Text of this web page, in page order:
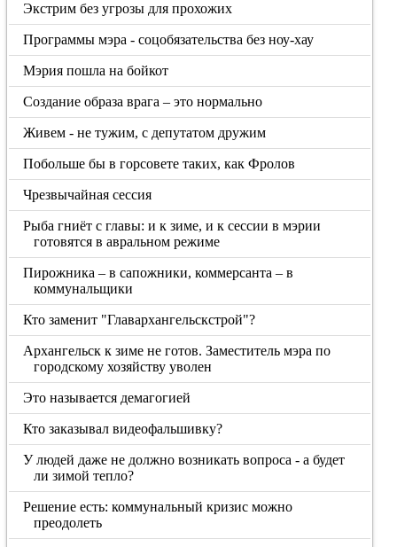
Экстрим без угрозы для прохожих
Программы мэра - соцобязательства без ноу-хау
Мэрия пошла на бойкот
Создание образа врага – это нормально
Живем - не тужим, с депутатом дружим
Побольше бы в горсовете таких, как Фролов
Чрезвычайная сессия
Рыба гниёт с главы: и к зиме, и к сессии в мэрии
готовятся в авральном режиме
Пирожника – в сапожники, коммерсанта – в
коммунальщики
Кто заменит "Главархангельскстрой"?
Архангельск к зиме не готов. Заместитель мэра по
городскому хозяйству уволен
Это называется демагогией
Кто заказывал видеофальшивку?
У людей даже не должно возникать вопроса - а будет
ли зимой тепло?
Решение есть: коммунальный кризис можно
преодолеть